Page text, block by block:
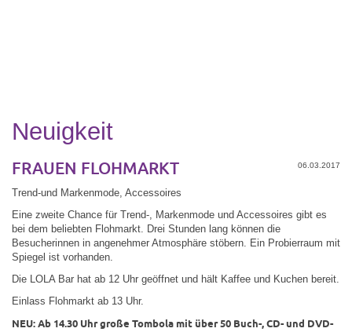
Neuigkeit
06.03.2017
FRAUEN FLOHMARKT
Trend-und Markenmode, Accessoires
Eine zweite Chance für Trend-, Markenmode und Accessoires gibt es
bei dem beliebten Flohmarkt. Drei Stunden lang können die
Besucherinnen in angenehmer Atmosphäre stöbern. Ein Probierraum mit
Spiegel ist vorhanden.
Die LOLA Bar hat ab 12 Uhr geöffnet und hält Kaffee und Kuchen bereit.
Einlass Flohmarkt ab 13 Uhr.
NEU: Ab 14.30 Uhr große Tombola mit über 50 Buch-, CD- und DVD-